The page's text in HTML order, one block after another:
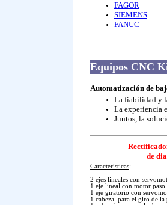
FAGOR
SIEMENS
FANUC
Equipos CNC
Automatización de
La fiabilidad y
La experiencia
Juntos, la
de
Características:
2 ejes lineales con
1 eje lineal con motor paso
1 eje giratorio con
1 cabezal para el giro de la